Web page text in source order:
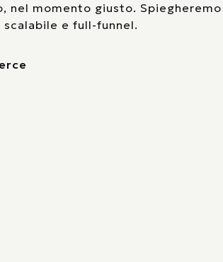
nel momento giusto. Spiegheremo
e full-funnel.